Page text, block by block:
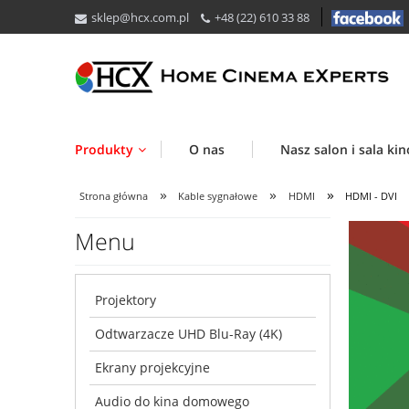
sklep@hcx.com.pl +48 (22) 610 33 88
Produkty O nas Nasz salon i sala
Strona główna » Kable sygnałowe » HDMI » HDMI - DVI
Menu
Projektory
Odtwarzacze UHD Blu-Ray (4K)
Ekrany projekcyjne
Audio do kina domowego